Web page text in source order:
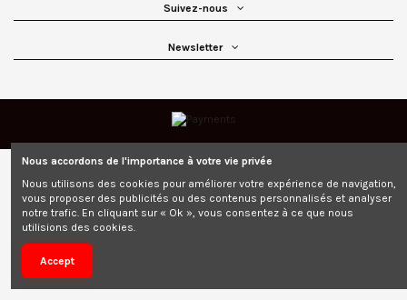
Suivez-nous
Newsletter
Nous accordons de l'importance à votre vie privée
Nous utilisons des cookies pour améliorer votre expérience de navigation,
vous proposer des publicités ou des contenus personnalisés et analyser
notre trafic. En cliquant sur « Ok », vous consentez à ce que nous
utilisions des cookies.
Accept